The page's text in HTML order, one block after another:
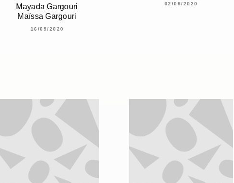
Mayada Gargouri
Maïssa Gargouri
16/09/2020
02/09/2020